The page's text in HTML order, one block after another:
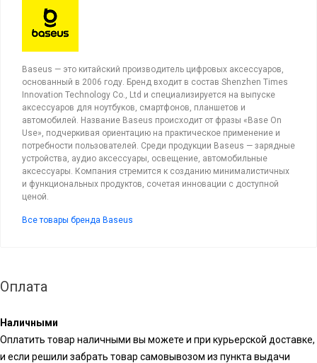
Baseus — это китайский производитель цифровых аксессуаров,
основанный в 2006 году. Бренд входит в состав Shenzhen Times
Innovation Technology Co., Ltd и специализируется на выпуске
аксессуаров для ноутбуков, смартфонов, планшетов и
автомобилей. Название Baseus происходит от фразы «Base On
Use», подчеркивая ориентацию на практическое применение и
потребности пользователей. Среди продукции Baseus — зарядные
устройства, аудио аксессуары, освещение, автомобильные
аксессуары. Компания стремится к созданию минималистичных
и функциональных продуктов, сочетая инновации с доступной
ценой.
Все товары бренда Baseus
Оплата
Наличными
Оплатить товар наличными вы можете и при курьерской доставке,
и если решили забрать товар самовывозом из пункта выдачи